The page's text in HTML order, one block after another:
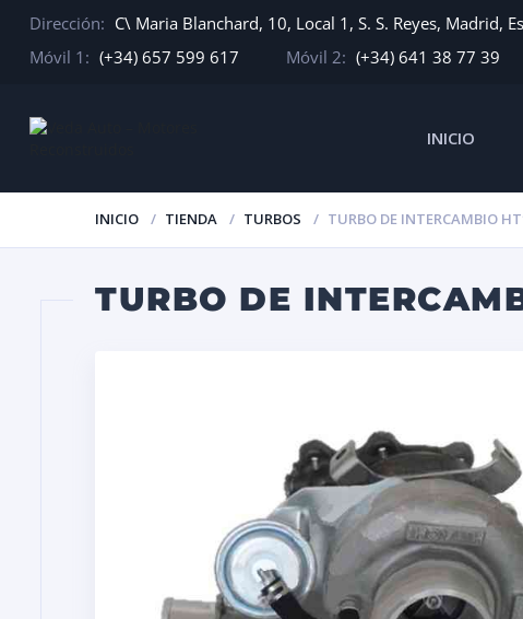
Dirección: C\ Maria Blanchard, 10, Local 1, S. S. Reyes, Madrid,
Móvil 1: (+34) 657 599 617 Móvil 2: (+34) 641 38 77 39
INICIO
INICIO TIENDA TURBOS TURBO DE INTERCAMBIO
TURBO DE